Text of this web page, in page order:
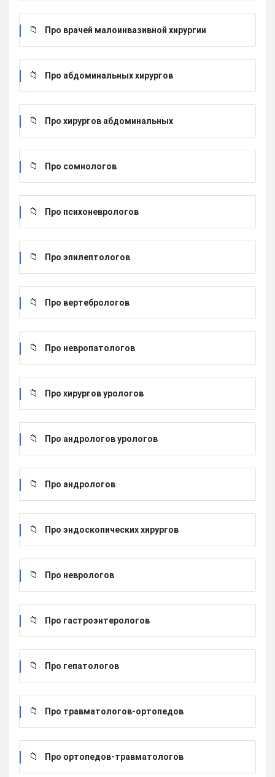
Про врачей малоинвазивной хирургии
Про абдоминальных хирургов
Про хирургов абдоминальных
Про сомнологов
Про психоневрологов
Про эпилептологов
Про вертебрологов
Про невропатологов
Про хирургов урологов
Про андрологов урологов
Про андрологов
Про эндоскопических хирургов
Про неврологов
Про гастроэнтерологов
Про гепатологов
Про травматологов-ортопедов
Про ортопедов-травматологов